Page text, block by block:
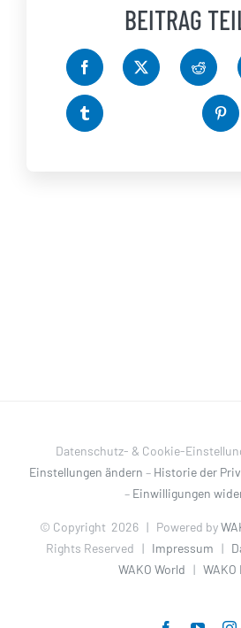
BEITRAG
Datenschutz- & Cookie-
Einstellungen ändern – Historie der
– Einwilligungen
© Copyright 2026 | Powered by
Rights Reserved | Impressum |
WAKO World | WAKO